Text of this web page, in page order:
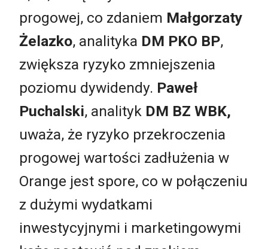
progowej, co zdaniem Małgorzaty
Żelazko, analityka DM PKO BP,
zwiększa ryzyko zmniejszenia
poziomu dywidendy. Paweł
Puchalski, analityk DM BZ WBK,
uważa, że ryzyko przekroczenia
progowej wartości zadłużenia w
Orange jest spore, co w połączeniu
z dużymi wydatkami
inwestycyjnymi i marketingowymi